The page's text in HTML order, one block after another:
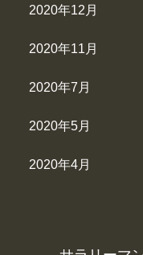
2020年12月
2020年11月
2020年7月
2020年5月
2020年4月